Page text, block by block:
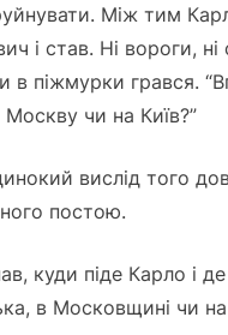
Між тим
і став. Ні вороги, ні
в піжмурки грався.
чи на Київ?”
вислід того
постою.
куди піде Карло і
в Московщині чи на